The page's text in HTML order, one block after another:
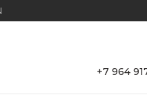
+7 964